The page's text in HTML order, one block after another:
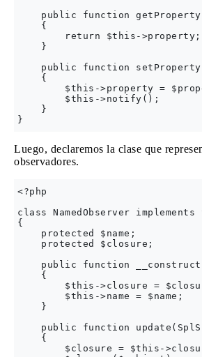
public function
    {
        return $this->property;
    }
public function
    {
$this->property =
        $this->notify();
    }
Luego, declaremos la clase que
observadores.
<?php
class NamedObserver implements
{
    protected $name;
    protected $closure;
public function
    {
$this->closure =
        $this->name = $name;
    }
public function
    {
$closure = $this-